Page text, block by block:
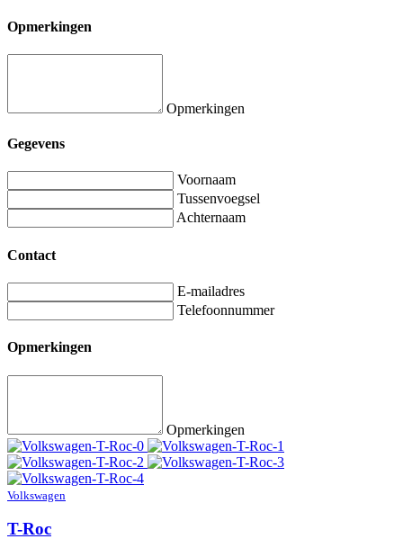
Opmerkingen
Opmerkingen
Gegevens
Voornaam
Tussenvoegsel
Achternaam
Contact
E-mailadres
Telefoonnummer
Opmerkingen
Opmerkingen
Volkswagen
T-Roc